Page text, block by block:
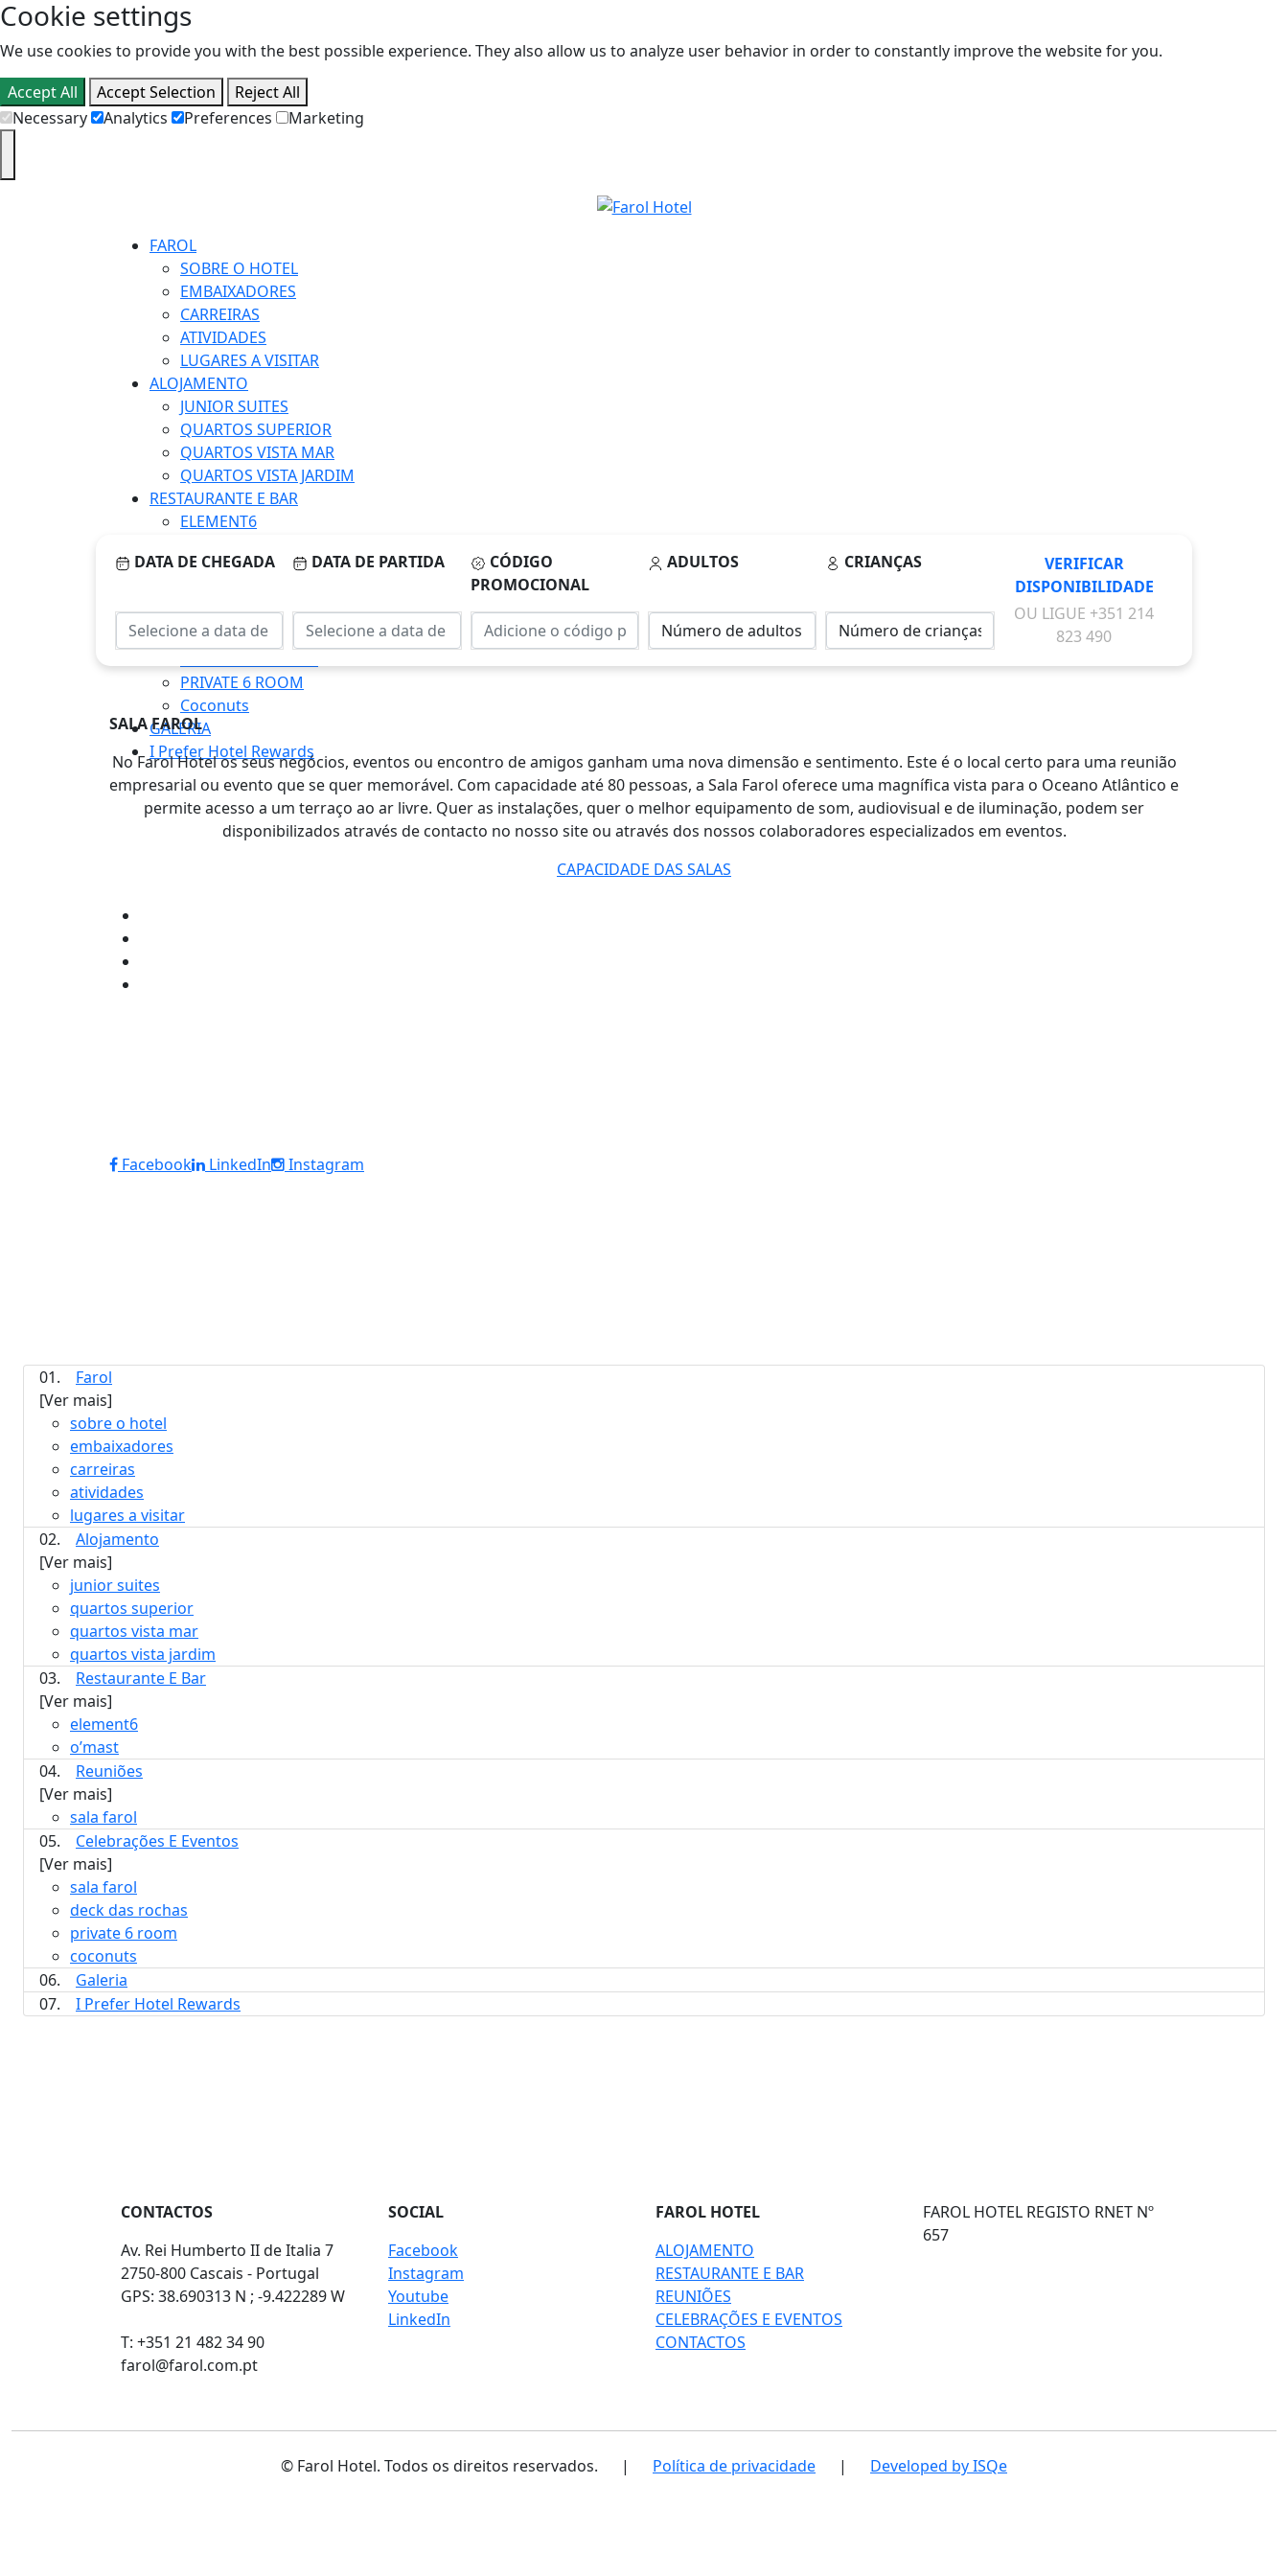
Cookie settings
We use cookies to provide you with the best possible experience. They also allow us to analyze user behavior in order to constantly improve the website for you.
Accept All
Accept Selection
Reject All
Necessary
Analytics Preferences Marketing
FAROL
SOBRE O HOTEL
EMBAIXADORES
CARREIRAS
ATIVIDADES
LUGARES A VISITAR
ALOJAMENTO
JUNIOR SUITES
QUARTOS SUPERIOR
QUARTOS VISTA MAR
QUARTOS VISTA JARDIM
RESTAURANTE E BAR
ELEMENT6
Reuniões
Celebrações E Eventos
SALA FAROL
PRIVATE 6 ROOM
Coconuts
GALERIA
I Prefer Hotel Rewards
DATA DE CHEGADA DATA DE PARTIDA
CÓDIGO
PROMOCIONAL
ADULTOS CRIANÇAS
VERIFICAR
DISPONIBILIDADE
OU LIGUE +351 214
823 490
SALA FAROL
No Farol Hotel os seus negócios, eventos ou encontro de amigos ganham uma nova dimensão e sentimento. Este é o local certo para uma reunião
empresarial ou evento que se quer memorável. Com capacidade até 80 pessoas, a Sala Farol oferece uma magnífica vista para o Oceano Atlântico e
permite acesso a um terraço ao ar livre. Quer as instalações, quer o melhor equipamento de som, audiovisual e de iluminação, podem ser
disponibilizados através de contacto no nosso site ou através dos nossos colaboradores especializados em eventos.
CAPACIDADE DAS SALAS
Facebook LinkedIn Instagram
01.
Farol
[Ver mais]
sobre o hotel
embaixadores
carreiras
atividades
lugares a visitar
02.
Alojamento
[Ver mais]
junior suites
quartos superior
quartos vista mar
quartos vista jardim
03.
Restaurante E Bar
[Ver mais]
element6
o’mast
04.
Reuniões
[Ver mais]
sala farol
05.
Celebrações E Eventos
[Ver mais]
sala farol
deck das rochas
private 6 room
coconuts
06.
Galeria
07.
I Prefer Hotel Rewards
CONTACTOS
Av. Rei Humberto II de Italia 7
2750-800 Cascais - Portugal
GPS: 38.690313 N ; -9.422289 W
T: +351 21 482 34 90
farol@farol.com.pt
SOCIAL
Facebook
Instagram
Youtube
LinkedIn
FAROL HOTEL
ALOJAMENTO
RESTAURANTE E BAR
REUNIÕES
CELEBRAÇÕES E EVENTOS
CONTACTOS
FAROL HOTEL REGISTO RNET Nº
657
© Farol Hotel. Todos os direitos reservados. | Política de privacidade | Developed by ISQe